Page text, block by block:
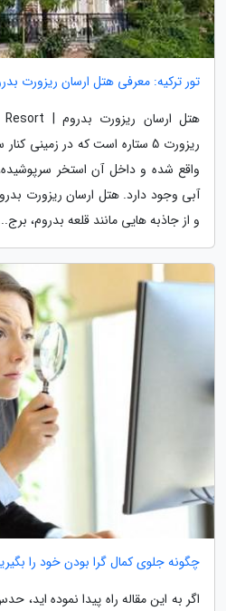
تور ترکیه: معرفی هتل ارسان ریزورت بدروم ، 5
آبی وجود دارد. هتل ارسان ریزورت
و از جاذبه هایی مانند قلعه بدروم،
چگونه جلوی کمال گرا بودن خود را
اگر به این مقاله راه پیدا نموده